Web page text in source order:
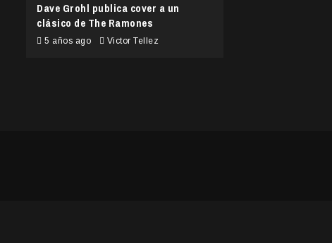
Dave Grohl publica cover a un
clásico de The Ramones
5 años ago Victor Tellez